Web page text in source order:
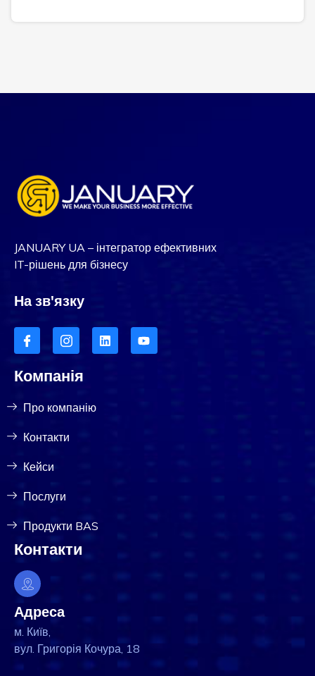
JANUARY UA – інтегратор ефективних
IT-рішень для бізнесу
На зв'язку
Компанія
Про компанію
Контакти
Кейси
Послуги
Продукти BAS
Контакти
Адреса
м. Київ,
вул. Григорія Кочура, 18